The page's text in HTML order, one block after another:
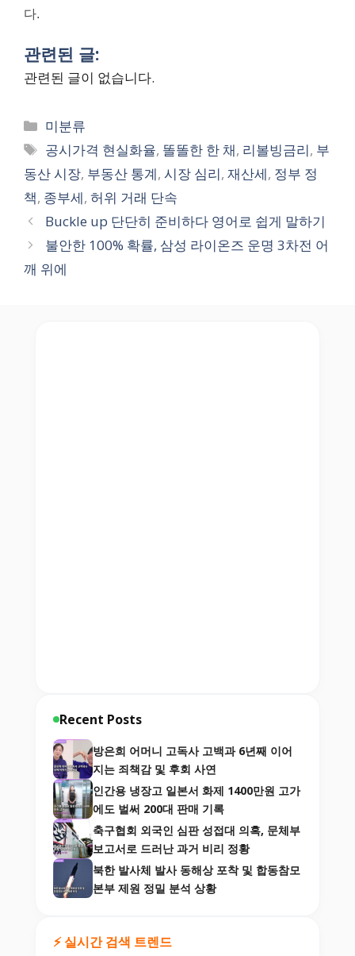
다.
관련된 글:
관련된 글이 없습니다.
Categories
미분류
Tags
공시가격 현실화율, 똘똘한 한 채, 리볼빙금리, 부
동산 시장, 부동산 통계, 시장 심리, 재산세, 정부 정
책, 종부세, 허위 거래 단속
Buckle up 단단히 준비하다 영어로 쉽게 말하기
불안한 100% 확률, 삼성 라이온즈 운명 3차전 어
깨 위에
Recent Posts
방은희 어머니 고독사 고백과 6년째 이어
지는 죄책감 및 후회 사연
인간용 냉장고 일본서 화제 1400만원 고가
에도 벌써 200대 판매 기록
축구협회 외국인 심판 성접대 의혹, 문체부
보고서로 드러난 과거 비리 정황
북한 발사체 발사 동해상 포착 및 합동참모
본부 제원 정밀 분석 상황
⚡ 실시간 검색 트렌드